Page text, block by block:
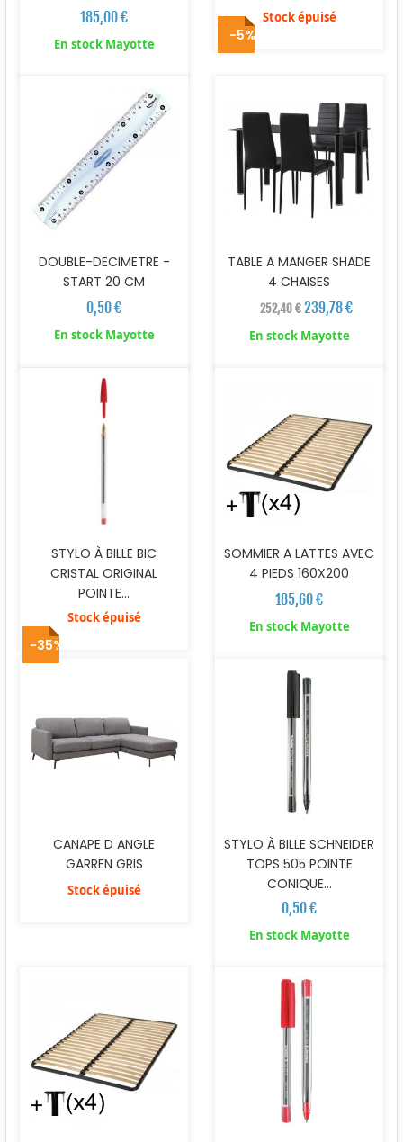
185,00 €
En stock Mayotte
Stock épuisé
DOUBLE-DECIMETRE -
START 20 CM
0,50 €
En stock Mayotte
-5%
TABLE A MANGER SHADE
4 CHAISES
252,40 € 239,78 €
En stock Mayotte
STYLO À BILLE BIC
CRISTAL ORIGINAL
POINTE...
Stock épuisé
SOMMIER A LATTES AVEC
4 PIEDS 160X200
185,60 €
En stock Mayotte
-35%
CANAPE D ANGLE
GARREN GRIS
Stock épuisé
STYLO À BILLE SCHNEIDER
TOPS 505 POINTE
CONIQUE...
0,50 €
En stock Mayotte